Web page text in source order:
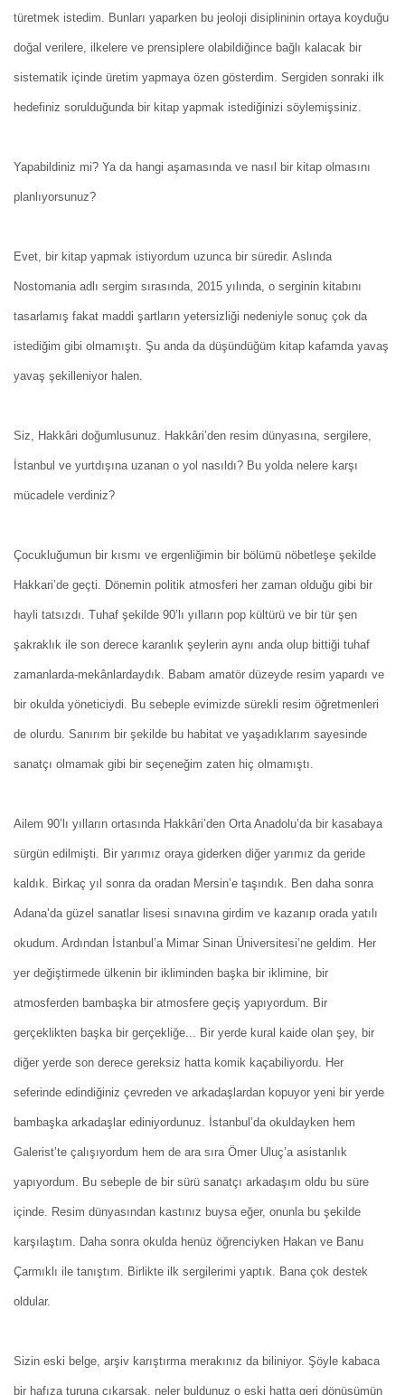
türetmek istedim. Bunları yaparken bu jeoloji disiplininin ortaya koyduğu
doğal verilere, ilkelere ve prensiplere olabildiğince bağlı kalacak bir
sistematik içinde üretim yapmaya özen gösterdim. Sergiden sonraki ilk
hedefiniz sorulduğunda bir kitap yapmak istediğinizi söylemişsiniz.
Yapabildiniz mi? Ya da hangi aşamasında ve nasıl bir kitap olmasını
planlıyorsunuz?
Evet, bir kitap yapmak istiyordum uzunca bir süredir. Aslında
Nostomania adlı sergim sırasında, 2015 yılında, o serginin kitabını
tasarlamış fakat maddi şartların yetersizliği nedeniyle sonuç çok da
istediğim gibi olmamıştı. Şu anda da düşündüğüm kitap kafamda yavaş
yavaş şekilleniyor halen.
Siz, Hakkâri doğumlusunuz. Hakkâri’den resim dünyasına, sergilere,
İstanbul ve yurtdışına uzanan o yol nasıldı? Bu yolda nelere karşı
mücadele verdiniz?
Çocukluğumun bir kısmı ve ergenliğimin bir bölümü nöbetleşe şekilde
Hakkari’de geçti. Dönemin politik atmosferi her zaman olduğu gibi bir
hayli tatsızdı. Tuhaf şekilde 90’lı yılların pop kültürü ve bir tür şen
şakraklık ile son derece karanlık şeylerin aynı anda olup bittiği tuhaf
zamanlarda-mekânlardaydık. Babam amatör düzeyde resim yapardı ve
bir okulda yöneticiydi. Bu sebeple evimizde sürekli resim öğretmenleri
de olurdu. Sanırım bir şekilde bu habitat ve yaşadıklarım sayesinde
sanatçı olmamak gibi bir seçeneğim zaten hiç olmamıştı.
Ailem 90’lı yılların ortasında Hakkâri’den Orta Anadolu’da bir kasabaya
sürgün edilmişti. Bir yarımız oraya giderken diğer yarımız da geride
kaldık. Birkaç yıl sonra da oradan Mersin’e taşındık. Ben daha sonra
Adana’da güzel sanatlar lisesi sınavına girdim ve kazanıp orada yatılı
okudum. Ardından İstanbul’a Mimar Sinan Üniversitesi’ne geldim. Her
yer değiştirmede ülkenin bir ikliminden başka bir iklimine, bir
atmosferden bambaşka bir atmosfere geçiş yapıyordum. Bir
gerçeklikten başka bir gerçekliğe... Bir yerde kural kaide olan şey, bir
diğer yerde son derece gereksiz hatta komik kaçabiliyordu. Her
seferinde edindiğiniz çevreden ve arkadaşlardan kopuyor yeni bir yerde
bambaşka arkadaşlar ediniyordunuz. İstanbul’da okuldayken hem
Galerist’te çalışıyordum hem de ara sıra Ömer Uluç’a asistanlık
yapıyordum. Bu sebeple de bir sürü sanatçı arkadaşım oldu bu süre
içinde. Resim dünyasından kastınız buysa eğer, onunla bu şekilde
karşılaştım. Daha sonra okulda henüz öğrenciyken Hakan ve Banu
Çarmıklı ile tanıştım. Birlikte ilk sergilerimi yaptık. Bana çok destek
oldular.
Sizin eski belge, arşiv karıştırma merakınız da biliniyor. Şöyle kabaca
bir hafıza turuna çıkarsak, neler buldunuz o eski hatta geri dönüşümün